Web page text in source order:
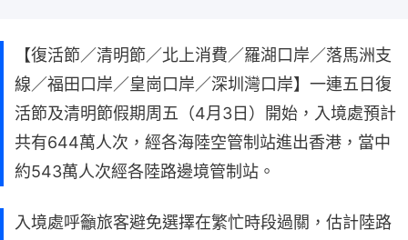
【復活節／清明節／北上消費／羅湖口岸／落馬洲支
線／福田口岸／皇崗口岸／深圳灣口岸】一連五日復
活節及清明節假期周五（4月3日）開始，入境處預計
共有644萬人次，經各海陸空管制站進出香港，當中
約543萬人次經各陸路邊境管制站。
入境處呼籲旅客避免選擇在繁忙時段過關，估計陸路